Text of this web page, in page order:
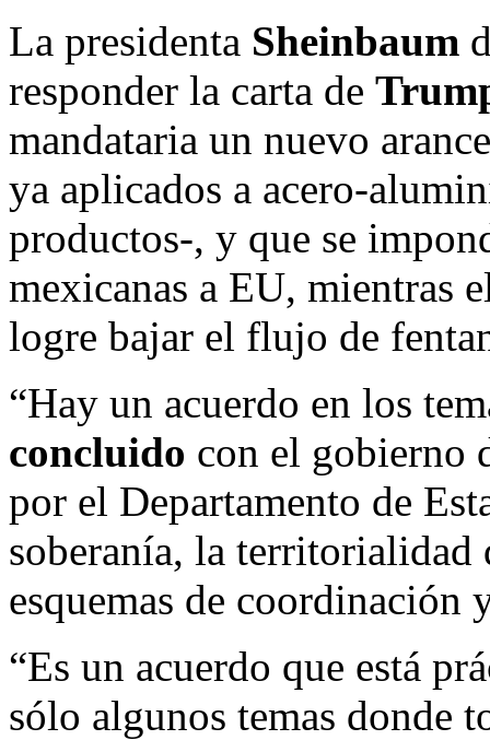
La presidenta Sheinbaum
responder la carta de
mandataria un nuevo
ya aplicados a acero-
productos-, y que se
mexicanas a EU, mientras
logre bajar el flujo de
“Hay un acuerdo en los
concluido con el gobierno
por el Departamento de
soberanía, la territorialidad
esquemas de coordinación
“Es un acuerdo que está
sólo algunos temas donde